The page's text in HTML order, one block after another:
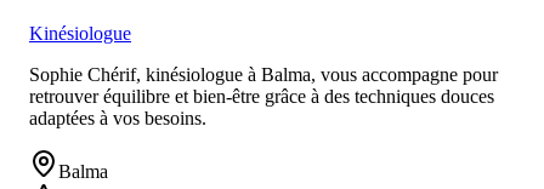
Kinésiologue
Sophie Chérif, kinésiologue à Balma, vous accompagne pour
retrouver équilibre et bien-être grâce à des techniques douces
adaptées à vos besoins.
Balma